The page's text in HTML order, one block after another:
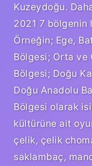
Kuzeydoğu.
2021 7 bölgenin
Örneğin; Ege,
Bölgesi; Orta ve
Bölgesi; Doğu
Doğu Anadolu
Bölgesi olarak
kültürüne ait
çelik, çelik
saklambaç,